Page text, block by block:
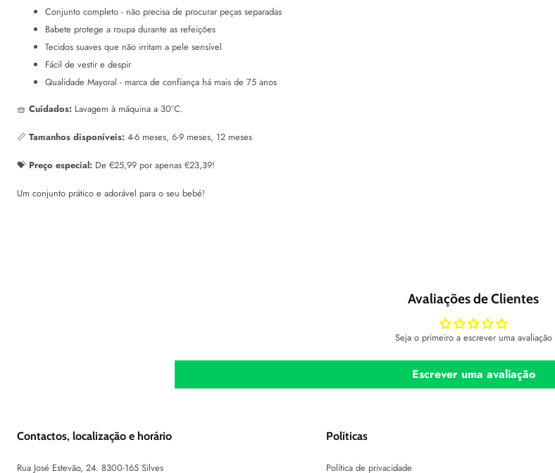
Conjunto completo - não precisa de procurar peças separadas
Babete protege a roupa durante as refeições
Tecidos suaves que não irritam a pele sensível
Fácil de vestir e despir
Qualidade Mayoral - marca de confiança há mais de 75 anos
🧺 Cuidados: Lavagem à máquina a 30°C.
📏 Tamanhos disponíveis: 4-6 meses, 6-9 meses, 12 meses
💝 Preço especial: De €25,99 por apenas €23,39!
Um conjunto prático e adorável para o seu bebé!
Avaliações de Clientes
Seja o primeiro a escrever uma avaliação
Escrever uma avaliação
Contactos, localização e horário
Rua José Estevão, 24. 8300-165 Silves
Políticas
Política de privacidade